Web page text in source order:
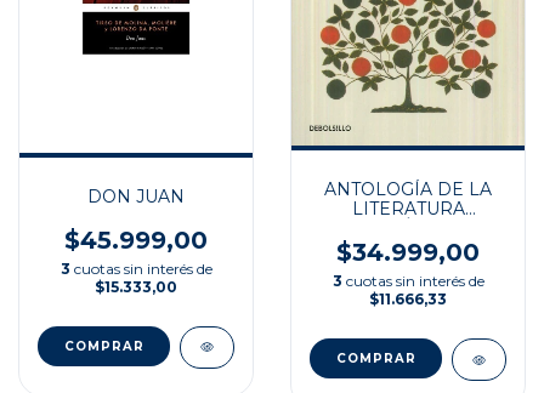
DON JUAN
$45.999,00
3 cuotas sin interés de
$15.333,00
ANTOLOGÍA DE LA
LITERATURA
$34.999,00
3 cuotas sin interés de
$11.666,33